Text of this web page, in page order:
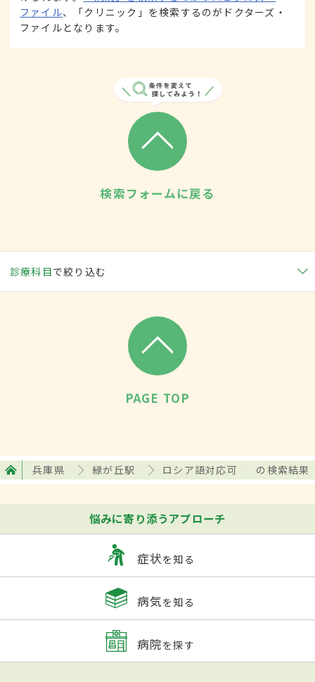
ファイル、「クリニック」を検索するのがドクターズ・
ファイルとなります。
検索フォームに戻る
診療科目で絞り込む
PAGE TOP
兵庫県 緑が丘駅 ロシア語対応可 の検索結果
悩みに寄り添うアプローチ
症状を知る
病気を知る
病院を探す